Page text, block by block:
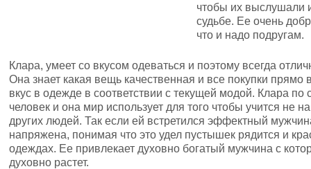
чтобы их выслушали
судьбе. Ее очень
что и надо подругам.
Клара, умеет со вкусом одеваться и поэтому всегда
Она знает какая вещь качественная и все покупки прямо
вкус в одежде в соответствии с текущей модой. Клара по
человек и она мир использует для того чтобы учится не
других людей. Так если ей встретился эффектный
напряжена, понимая что это удел пустышек рядится и
одеждах. Ее привлекает духовно богатый мужчина с
духовно растет.